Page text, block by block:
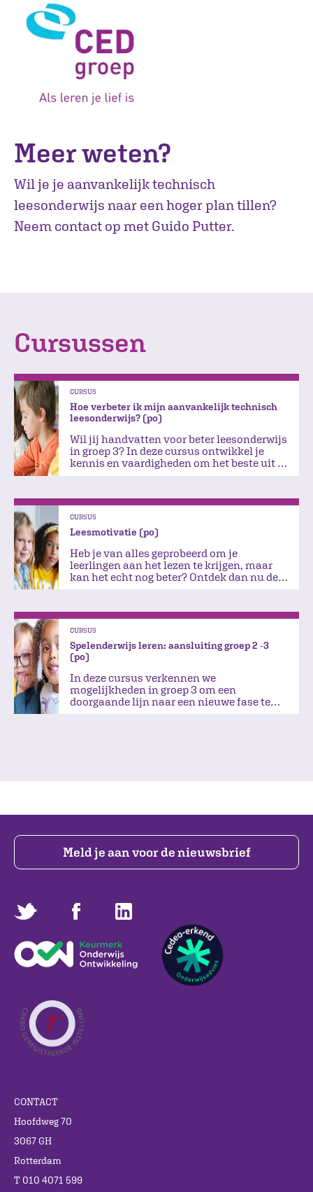
Meer weten?
Wil je je aanvankelijk technisch
leesonderwijs naar een hoger plan tillen?
Neem contact op met Guido Putter.
Cursussen
CURSUS
Hoe verbeter ik mijn aanvankelijk technisch
leesonderwijs? (po)
Wil jij handvatten voor beter leesonderwijs
in groep 3? In deze cursus ontwikkel je
kennis en vaardigheden om het beste uit je
CURSUS
Leesmotivatie (po)
Heb je van alles geprobeerd om je
leerlingen aan het lezen te krijgen, maar
kan het echt nog beter? Ontdek dan nu de
CURSUS
Spelenderwijs leren: aansluiting groep 2 -3
(po)
In deze cursus verkennen we
mogelijkheden in groep 3 om een
doorgaande lijn naar een nieuwe fase te
Meld je aan voor de nieuwsbrief
CONTACT
Hoofdweg 70
3067 GH
Rotterdam
T 010 4071 599